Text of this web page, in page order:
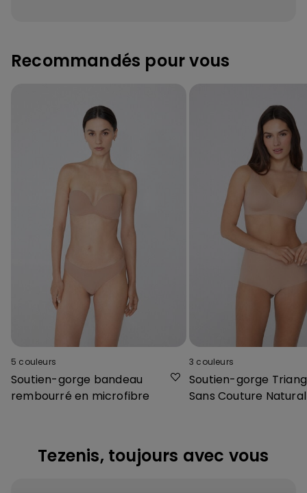
Recommandés pour vous
5 couleurs
Soutien-gorge bandeau
rembourré en microfibre
3 couleurs
Soutien-gorge
Sans Couture
Tezenis, toujours avec vous